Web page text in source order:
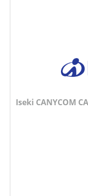
Iseki CANYCOM